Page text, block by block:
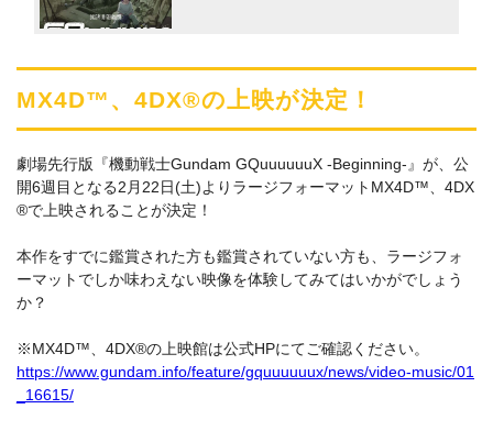
MX4D™、4DX®の上映が決定！
劇場先行版『機動戦士Gundam GQuuuuuuX -Beginning-』が、公
開6週目となる2月22日(土)よりラージフォーマットMX4D™、4DX
®で上映されることが決定！
本作をすでに鑑賞された方も鑑賞されていない方も、ラージフォ
ーマットでしか味わえない映像を体験してみてはいかがでしょう
か？
※MX4D™、4DX®の上映館は公式HPにてご確認ください。
https://www.gundam.info/feature/gquuuuuux/news/video-music/01
_16615/